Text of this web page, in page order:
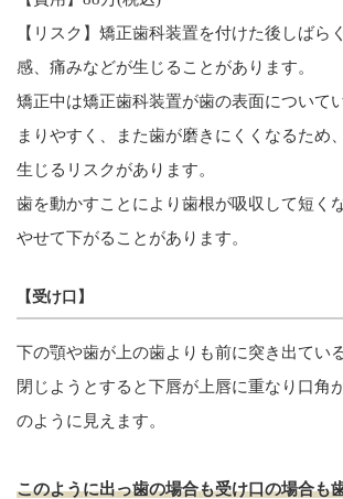
【リスク】矯正歯科装置を付けた後しばら
感、痛みなどが生じることがあります。
矯正中は矯正歯科装置が歯の表面について
まりやすく、また歯が磨きにくくなるため
生じるリスクがあります。
歯を動かすことにより歯根が吸収して短く
やせて下がることがあります。
【受け口】
下の顎や歯が上の歯よりも前に突き出てい
閉じようとすると下唇が上唇に重なり口角
のように見えます。
このように出っ歯の場合も受け口の場合も